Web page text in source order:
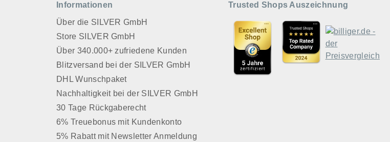
Informationen
Über die SILVER GmbH
Store SILVER GmbH
Über 340.000+ zufriedene Kunden
Blitzversand bei der SILVER GmbH
DHL Wunschpaket
Nachhaltigkeit bei der SILVER GmbH
30 Tage Rückgaberecht
6% Treuebonus mit Kundenkonto
5% Rabatt mit Newsletter Anmeldung
Trusted Shops Auszeichnung